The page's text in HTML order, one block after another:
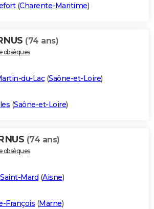
(Charente-Maritime)
(74 ans)
obsèques
du-Lac(Saône-et-Loire)
(Saône-et-Loire)
(74 ans)
obsèques
Mard (Aisne)
François (Marne)